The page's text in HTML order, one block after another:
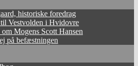
historiske foredrag
Vestvolden i Hvidovre
Mogens Scott Hansen
på befæstningen